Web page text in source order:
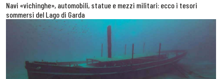
Navi «vichinghe», automobili, statue e mezzi militari: ecco i tesori
sommersi del Lago di Garda